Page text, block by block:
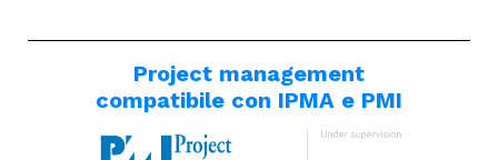
Project management
compatibile con IPMA e PMI